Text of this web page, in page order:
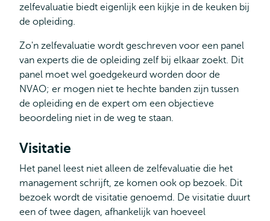
zelfevaluatie biedt eigenlijk een kijkje in de keuken bij
de opleiding.
Zo'n zelfevaluatie wordt geschreven voor een panel
van experts die de opleiding zelf bij elkaar zoekt. Dit
panel moet wel goedgekeurd worden door de
NVAO; er mogen niet te hechte banden zijn tussen
de opleiding en de expert om een objectieve
beoordeling niet in de weg te staan.
Visitatie
Het panel leest niet alleen de zelfevaluatie die het
management schrijft, ze komen ook op bezoek. Dit
bezoek wordt de visitatie genoemd. De visitatie duurt
een of twee dagen, afhankelijk van hoeveel